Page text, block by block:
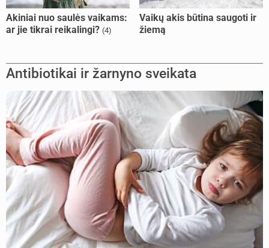
Akiniai nuo saulės vaikams:
ar jie tikrai reikalingi? (4)
Vaikų akis būtina saugoti ir
žiemą
Antibiotikai ir žarnyno sveikata